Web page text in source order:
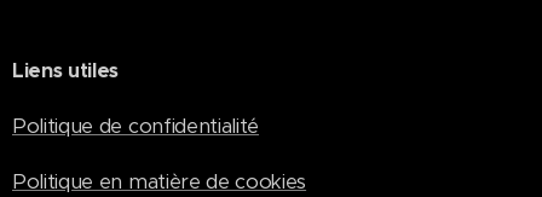
Liens utiles
Politique de confidentialité
Politique en matière de cookies